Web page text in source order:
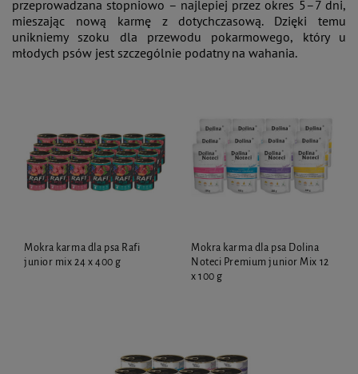
przeprowadzana stopniowo – najlepiej przez okres 5–7 dni,
mieszając nową karmę z dotychczasową. Dzięki temu
unikniemy szoku dla przewodu pokarmowego, który u
młodych psów jest szczególnie podatny na wahania.
Mokra karma dla psa Rafi
junior mix 24 x 400 g
Mokra karma dla psa Dolina
Noteci Premium junior Mix 12
x 100 g